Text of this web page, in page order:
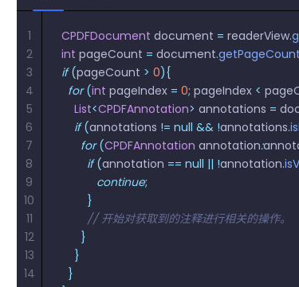
CPDFDocument document = readerView.
int pageCount = document.getPageCount
if (pageCount > 0){
  for
(int pageIndex = 0; pageIndex <
    List
<CPDFAnnotation> annotations =
    if
(annotations != null && !annotations.
      for
(CPDFAnnotation annotation:
        if
(annotation == null || !annotation.
           continue
;
        }
        // 开始对获取到的注释进行相关的操作。
      }
    }
  }
1
2
3
4
5
6
7
8
9
10
11
12
13
14